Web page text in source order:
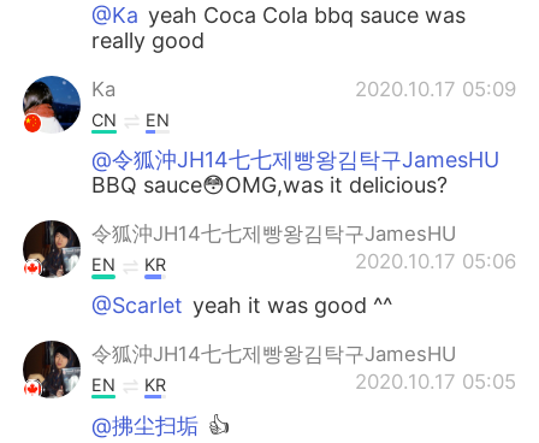
@Ka yeah Coca Cola bbq sauce was
really good
Ka 2020.10.17 05:09
CN EN
@令狐沖JH14七七제빵왕김탁구JamesHU
BBQ sauce😳OMG,was it delicious?
令狐沖JH14七七제빵왕김탁구JamesHU
2020.10.17 05:06
EN KR
@Scarlet yeah it was good ^^
令狐沖JH14七七제빵왕김탁구JamesHU
2020.10.17 05:05
EN KR
@拂尘扫垢 👍